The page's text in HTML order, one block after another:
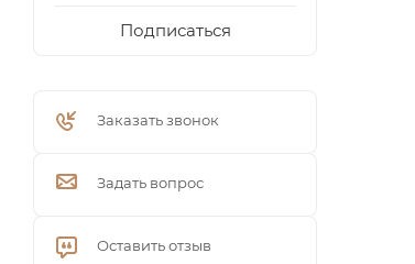
Подписаться
Заказать звонок
Задать вопрос
Оставить отзыв